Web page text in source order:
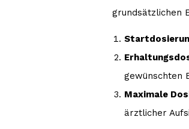
grundsätzlichen
gewünschten
Maximale
ärztlicher